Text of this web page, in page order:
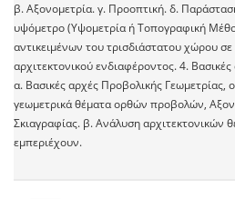
β. Αξονομετρία. γ. Προοπτική. δ.
υψόμετρο (Υψομετρία ή Τοπογραφική
αντικειμένων του τρισδιάστατου χώρου
αρχιτεκτονικού ενδιαφέροντος. 4.
α. Βασικές αρχές Προβολικής Γεωμετρίας,
γεωμετρικά θέματα ορθών προβολών,
Σκιαγραφίας. β. Ανάλυση αρχιτεκτονικών
εμπεριέχουν.